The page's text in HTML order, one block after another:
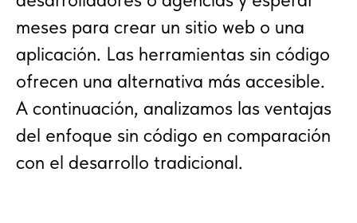
meses para crear un sitio web o una
aplicación. Las herramientas sin código
ofrecen una alternativa más accesible.
A continuación, analizamos las ventajas
del enfoque sin código en comparación
con el desarrollo tradicional.